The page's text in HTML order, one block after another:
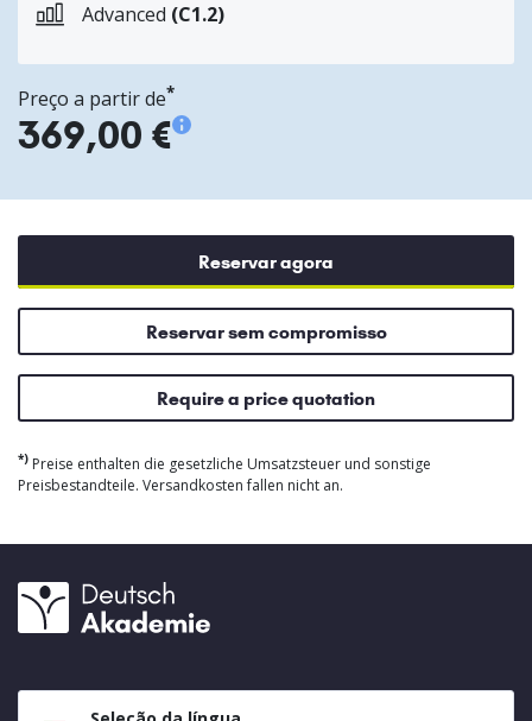
Advanced (C1.2)
Preço a partir de*
369,00 €
Reservar agora
Reservar sem compromisso
Require a price quotation
*) Preise enthalten die gesetzliche Umsatzsteuer und sonstige
Preisbestandteile. Versandkosten fallen nicht an.